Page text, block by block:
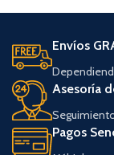
Envíos
Asesoría
Pagos